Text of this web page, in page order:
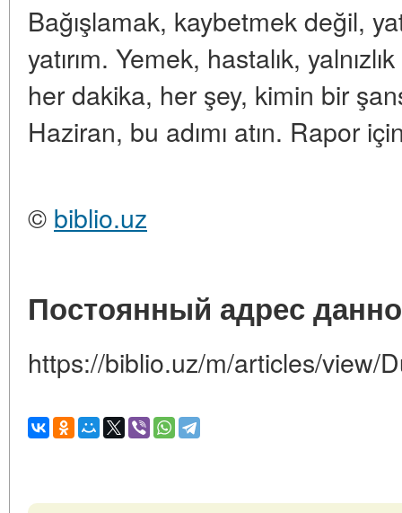
Bağışlamak, kaybetmek değil,
yatırım. Yemek, hastalık,
her dakika, her şey, kimin bir
Haziran, bu adımı atın. Rapor
© biblio.uz
Постоянный адрес
https://biblio.uz/m/articles/view/